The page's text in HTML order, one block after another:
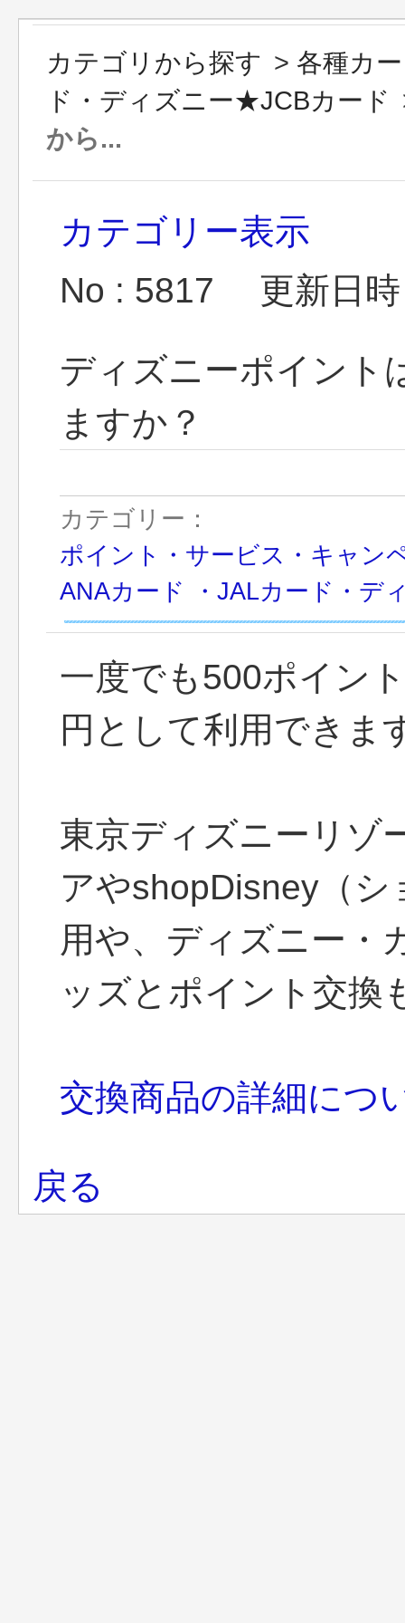
カテゴリから探す > 各種カ
ド・ディズニー★JCBカード
から...
カテゴリー表示
No : 5817
更新日
ディズニーポイント
ますか？
カテゴリー：
ポイント・サービス・キャン
ANAカード ・JALカード・デ
一度でも500ポイン
円として利用できま
東京ディズニーリゾ
アやshopDisney（
用や、ディズニー・
ッズとポイント交換
交換商品の詳細につ
戻る